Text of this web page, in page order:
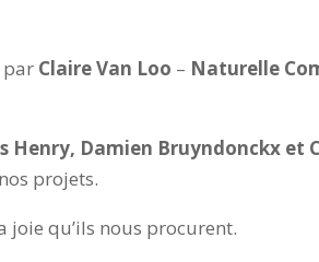
par Claire Van Loo – Naturelle
Damien Bruyndonckx et
projets.
joie qu’ils nous procurent.